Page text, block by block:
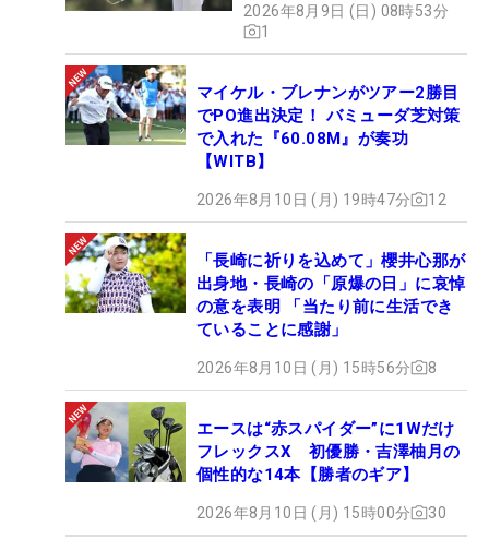
2026年8月9日 (日) 08時53分
1
マイケル・ブレナンがツアー2勝目
でPO進出決定！ バミューダ芝対策
で入れた『60.08M』が奏功
【WITB】
2026年8月10日 (月) 19時47分 12
「長崎に祈りを込めて」櫻井心那が
出身地・長崎の「原爆の日」に哀悼
の意を表明 「当たり前に生活でき
ていることに感謝」
2026年8月10日 (月) 15時56分 8
エースは“赤スパイダー”に1Wだけ
フレックスX 初優勝・吉澤柚月の
個性的な14本【勝者のギア】
2026年8月10日 (月) 15時00分 30